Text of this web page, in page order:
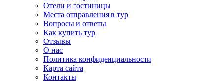
Отели и гостиницы
Места отправления в тур
Вопросы и ответы
Как купить тур
Отзывы
О нас
Политика конфиденциальности
Карта сайта
Контакты